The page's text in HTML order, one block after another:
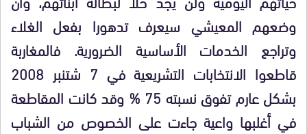
وضعهم المعيشي سيعرف تدهورا بفعل الغلاء
وتراجع الخدمات الأساسية الضرورية. فالمغاربة
قاطعوا الانتخابات التشريعية في 7 شتنبر 2008
بشكل عارم تفوق نسبته 75 % وقد كانت المقاطعة
في أغلبها واعية جاءت على الخصوص من الشباب